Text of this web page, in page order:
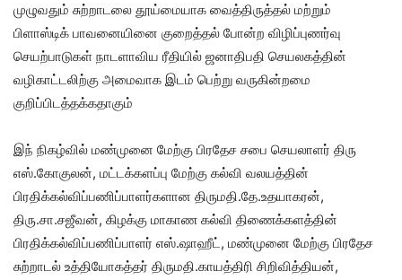
முழுவதும் சுற்றாடலை தூய்மையாக வைத்திருத்தல் மற்றும்
பிளாஸ்டிக் பாவனையினை குறைத்தல் போன்ற விழிப்புணர்வு
செயற்பாடுகள் நாடளாவிய ரீதியில் ஜனாதிபதி செயலகத்தின்
வழிகாட்டலிற்கு அமைவாக இடம் பெற்று வருகின்றமை
குறிப்பிடத்தக்கதாகும்
இந் நிகழ்வில் மண்முனை மேற்கு பிரதேச சபை செயலாளர் திரு
எஸ்.கோகுலன், மட்டக்களப்பு மேற்கு கல்வி வலயத்தின்
பிரதிக்கல்விப்பணிப்பாளர்களான திருமதி.தே.உதயாகரன்,
திரு.சா.சஜீவன், கிழக்கு மாகாண கல்வி திணைக்களத்தின்
பிரதிக்கல்விப்பணிப்பாளர் எஸ்.ஷாஹீட், மண்முனை மேற்கு பிரதேச
சுற்றாடல் உத்தியோகத்தர் திருமதி.காயத்திரி சிறிவித்தியன்,